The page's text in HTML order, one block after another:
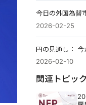
2026-02-25
2026-02-10
関連トピック